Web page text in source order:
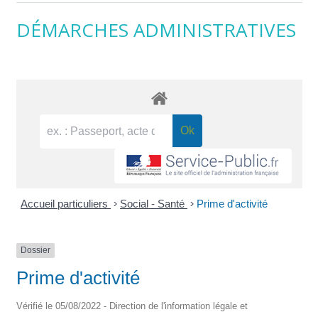
DÉMARCHES ADMINISTRATIVES
Accueil particuliers > Social - Santé > Prime d'activité
Dossier
Prime d'activité
Vérifié le 05/08/2022 - Direction de l'information légale et